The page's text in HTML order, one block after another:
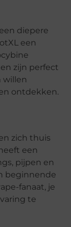
diepere
een
zijn perfect
willen
ontdekken.
zich thuis
een
pijpen en
beginnende
fanaat, je
te